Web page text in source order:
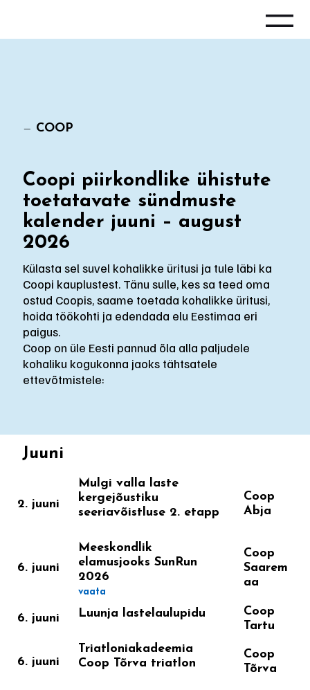
— COOP
Coopi piirkondlike ühistute
toetatavate sündmuste
kalender juuni – august
2026
Külasta sel suvel kohalikke üritusi ja tule läbi ka
Coopi kauplustest. Tänu sulle, kes sa teed oma
ostud Coopis, saame toetada kohalikke üritusi,
hoida töökohti ja edendada elu Eestimaa eri
paigus.
Coop on üle Eesti pannud õla alla paljudele
kohaliku kogukonna jaoks tähtsatele
ettevõtmistele:
Juuni
2. juuni
Mulgi valla laste
kergejõustiku
seeriavõistluse 2. etapp
Coop
Abja
6. juuni
Meeskondlik
elamusjooks SunRun
2026
vaata
Coop
Saarem
aa
6. juuni Luunja lastelaulupidu
Coop
Tartu
6. juuni
Triatloniakadeemia
Coop Tõrva triatlon
Coop
Tõrva